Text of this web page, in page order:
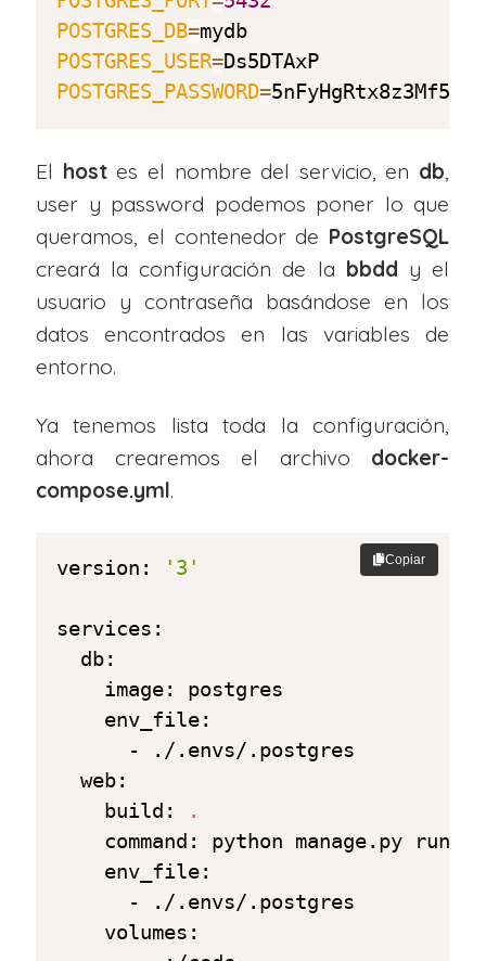
POSTGRES_DB=
POSTGRES_USER=
POSTGRES_PASSWORD=
El hostes el nombre del servicio, en db
user y password podemos poner lo que
queramos, el contenedor de PostgreSQL
creará la configuración de la bbdd y el
usuario y contraseña basándose en los
datos encontrados en las variables de
entorno.
Ya tenemos lista toda la configuración,
ahora crearemos el archivo docker-
compose.yml.
version: '3'
services:
  db:
    image: postgres
    env_file:
      - ./.envs/.postgres
  web:
    build:
.
command: python manage.py
    env_file:
      - ./.envs/.postgres
    volumes:
Copiar